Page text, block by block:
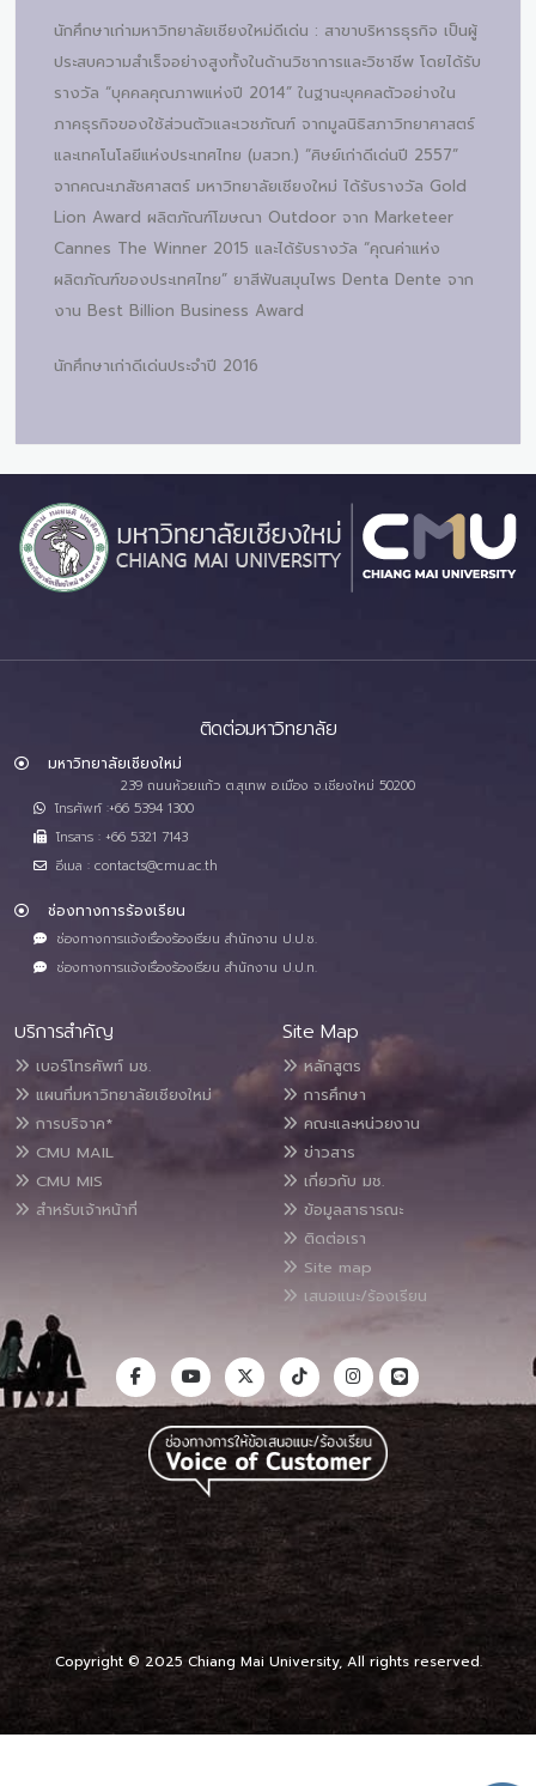
นักศึกษาเก่ามหาวิทยาลัยเชียงใหม่ดีเด่น : สาขาบริหารธุรกิจ เป็นผู้
ประสบความสำเร็จอย่างสูงทั้งในด้านวิชาการและวิชาชีพ โดยได้รับ
รางวัล “บุคคลคุณภาพแห่งปี 2014” ในฐานะบุคคลตัวอย่างใน
ภาคธุรกิจของใช้ส่วนตัวและเวชภัณฑ์ จากมูลนิธิสภาวิทยาศาสตร์
และเทคโนโลยีแห่งประเทศไทย (มสวท.) “ศิษย์เก่าดีเด่นปี 2557”
จากคณะเภสัชศาสตร์ มหาวิทยาลัยเชียงใหม่ ได้รับรางวัล Gold
Lion Award ผลิตภัณฑ์โฆษณา Outdoor จาก Marketeer
Cannes The Winner 2015 และได้รับรางวัล “คุณค่าแห่ง
ผลิตภัณฑ์ของประเทศไทย” ยาสีฟันสมุนไพร Denta Dente จาก
งาน Best Billion Business Award
นักศึกษาเก่าดีเด่นประจำปี 2016
ติดต่อมหาวิทยาลัย
มหาวิทยาลัยเชียงใหม่
239 ถนนห้วยแก้ว ต.สุเทพ อ.เมือง จ.เชียงใหม่ 50200
โทรศัพท์ :+66 5394 1300
โทรสาร : +66 5321 7143
อีเมล : contacts@cmu.ac.th
ช่องทางการร้องเรียน
ช่องทางการแจ้งเรื่องร้องเรียน สำนักงาน ป.ป.ช.
ช่องทางการแจ้งเรื่องร้องเรียน สำนักงาน ป.ป.ท.
บริการสำคัญ
เบอร์โทรศัพท์ มช.
แผนที่มหาวิทยาลัยเชียงใหม่
การบริจาค*
CMU MAIL
CMU MIS
สำหรับเจ้าหน้าที่
Site Map
หลักสูตร
การศึกษา
คณะและหน่วยงาน
ข่าวสาร
เกี่ยวกับ มช.
ข้อมูลสาธารณะ
ติดต่อเรา
Site map
เสนอแนะ/ร้องเรียน
Copyright © 2025 Chiang Mai University, All rights reserved.